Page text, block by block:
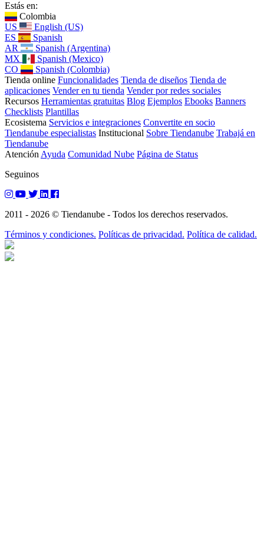
Estás en:
Colombia
US
English (US)
ES
Spanish
AR
Spanish (Argentina)
MX
Spanish (Mexico)
CO
Spanish (Colombia)
Tienda online Funcionalidades Tienda de diseños Tienda de
aplicaciones Vender en tu tienda Vender por redes sociales
Recursos Herramientas gratuitas Blog Ejemplos Ebooks Banners
Checklists Plantillas
Ecosistema Servicios e integraciones Convertite en socio
Tiendanube especialistas Institucional Sobre Tiendanube Trabajá en
Tiendanube
Atención Ayuda Comunidad Nube Página de Status
Seguinos
2011 - 2026 © Tiendanube - Todos los derechos reservados.
Términos y condiciones. Políticas de privacidad. Política de calidad.